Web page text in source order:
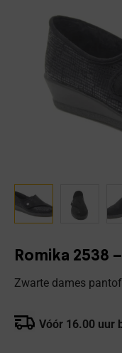
Romika 2538
Zwarte dames
Vóór 16.00 uur